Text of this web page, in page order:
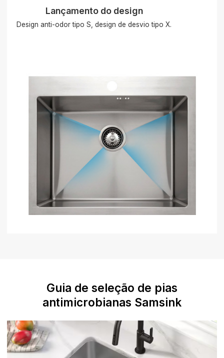
Lançamento do design
Design anti-odor tipo S, design de desvio tipo X.
Guia de seleção de pias
antimicrobianas Samsink